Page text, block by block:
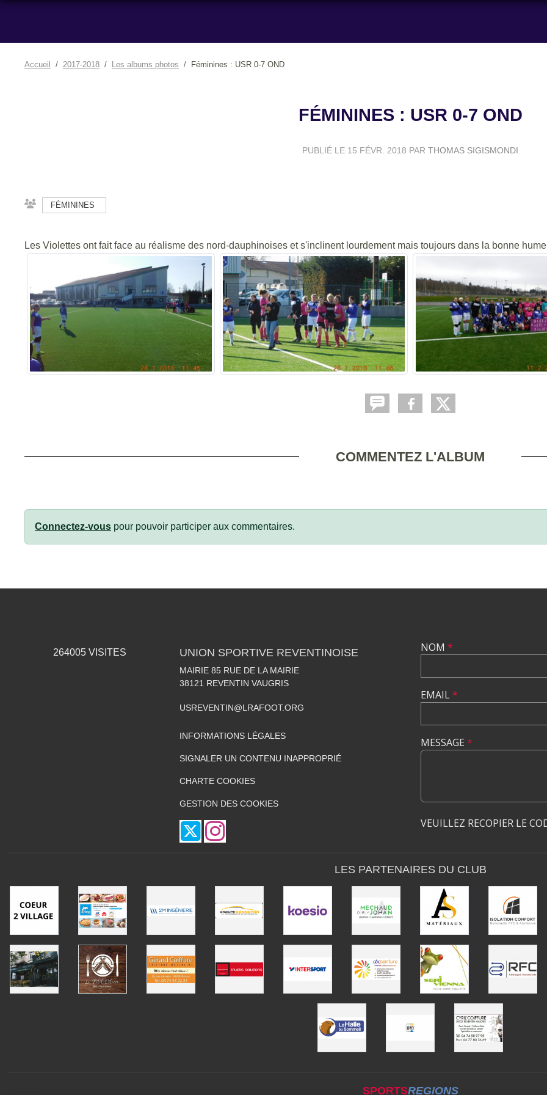
Accueil 2017-2018 Les albums photos Féminines : USR 0-7 OND
FÉMININES : USR 0-7 OND
PUBLIÉ LE 15 FÉVR. 2018 PAR THOMAS SIGISMONDI
FÉMININES
Les Violettes ont fait face au réalisme des nord-dauphinoises et s'inclinent lourdement mais toujours dans la bonne
COMMENTEZ L'ALBUM
Connectez-vous pour pouvoir participer aux commentaires.
264005 VISITES UNION SPORTIVE REVENTINOISE
MAIRIE 85 RUE DE LA MAIRIE
38121 REVENTIN VAUGRIS
USREVENTIN@LRAFOOT.ORG
INFORMATIONS LÉGALES
SIGNALER UN CONTENU INAPPROPRIÉ
CHARTE COOKIES
GESTION DES COOKIES
NOM *
EMAIL*
MESSAGE *
VEUILLEZ RECOPIER LE
LES PARTENAIRES DU CLUB
SPORTSREGIONS